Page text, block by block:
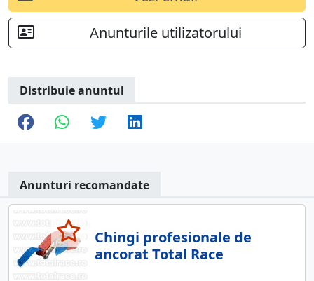
Anunturile utilizatorului
Distribuie anuntul
Anunturi recomandate
Chingi profesionale de
ancorat Total Race